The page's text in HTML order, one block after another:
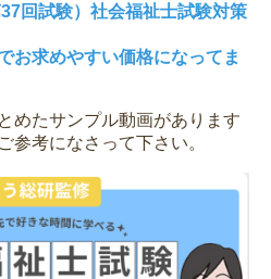
回試験）社会福祉士試験対策
お求めやすい価格になってま
めたサンプル動画があります
参考になさって下さい。